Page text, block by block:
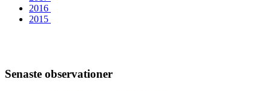
2016
2015
Senaste observationer